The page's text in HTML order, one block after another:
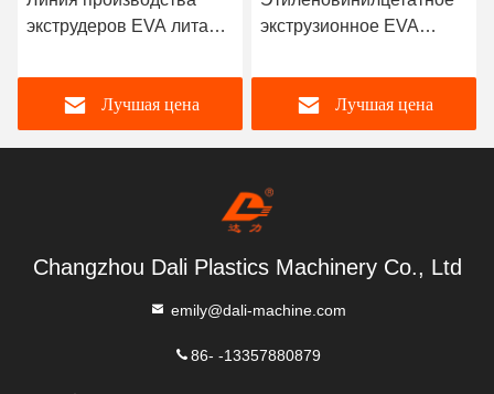
экструзионное EVA
литой пленки 160 кг/ч
Лучшая цена
EVA экструзионная
машина 80M/мин
Лучшая цена
Changzhou Dali Plastics Machinery Co., Ltd
emily@dali-machine.com
86- -13357880879